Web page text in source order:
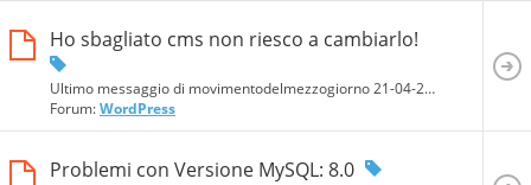
Ho sbagliato cms non riesco a cambiarlo!
Ultimo messaggio di movimentodelmezzogiorno 21-04-2021
Forum:WordPress
Problemi con Versione MySQL: 8.0